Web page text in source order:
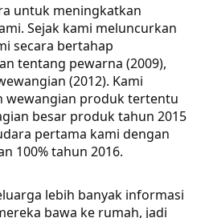
untuk meningkatkan
Sejak kami meluncurkan
secara bertahap
tentang pewarna (2009),
(2012). Kami
wewangian produk tertentu
besar produk tahun 2015
pertama kami dengan
100% tahun 2016.
lebih banyak informasi
bawa ke rumah, jadi